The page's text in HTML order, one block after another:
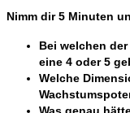
Nimm dir 5 Minuten
Bei welchen
eine 4 oder 5
Welche